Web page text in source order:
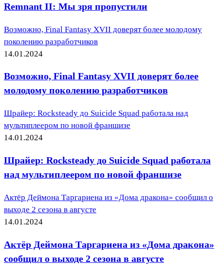
Remnant II: Мы зря пропустили
Возможно, Final Fantasy XVII доверят более молодому
поколению разработчиков
14.01.2024
Возможно, Final Fantasy XVII доверят более
молодому поколению разработчиков
Шрайер: Rocksteady до Suicide Squad работала над
мультиплеером по новой франшизе
14.01.2024
Шрайер: Rocksteady до Suicide Squad работала
над мультиплеером по новой франшизе
Актёр Деймона Таргариена из «Дома дракона» сообщил о
выходе 2 сезона в августе
14.01.2024
Актёр Деймона Таргариена из «Дома дракона»
сообщил о выходе 2 сезона в августе